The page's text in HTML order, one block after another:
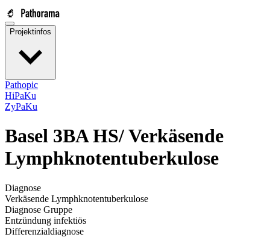
Projektinfos
Pathopic
HiPaKu
ZyPaKu
Basel 3BA HS/Verkäsende
Lymphknotentuberkulose
Diagnose
Verkäsende Lymphknotentuberkulose
Diagnose Gruppe
Entzündung infektiös
Differenzialdiagnose